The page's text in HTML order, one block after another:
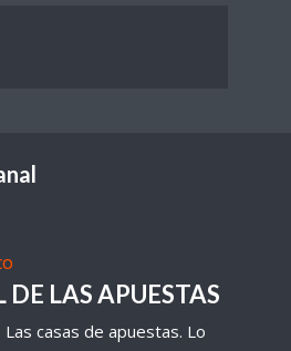
LAS APUESTAS
Las casas de apuestas. Lo